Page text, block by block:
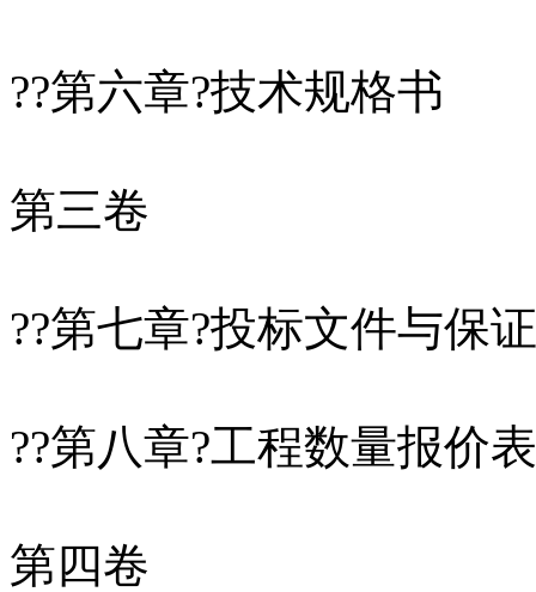
??第六章?技术规格书
第三卷
??第七章?投标文件与保
??第八章?工程数量报价表
第四卷